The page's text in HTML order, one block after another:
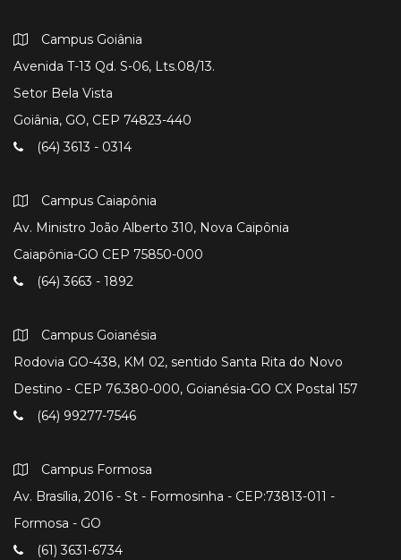
Campus Goiânia
Avenida T-13 Qd. S-06, Lts.08/13.
Setor Bela Vista
Goiânia, GO, CEP 74823-440
(64) 3613 - 0314
Campus Caiapônia
Av. Ministro João Alberto 310, Nova Caipônia
Caiapônia-GO CEP 75850-000
(64) 3663 - 1892
Campus Goianésia
Rodovia GO-438, KM 02, sentido Santa Rita do Novo
Destino - CEP 76.380-000, Goianésia-GO CX Postal 157
(64) 99277-7546
Campus Formosa
Av. Brasília, 2016 - St - Formosinha - CEP:73813-011 -
Formosa - GO
(61) 3631-6734